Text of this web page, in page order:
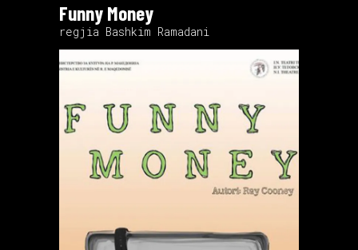
Funny Money
regjia Bashkim Ramadani